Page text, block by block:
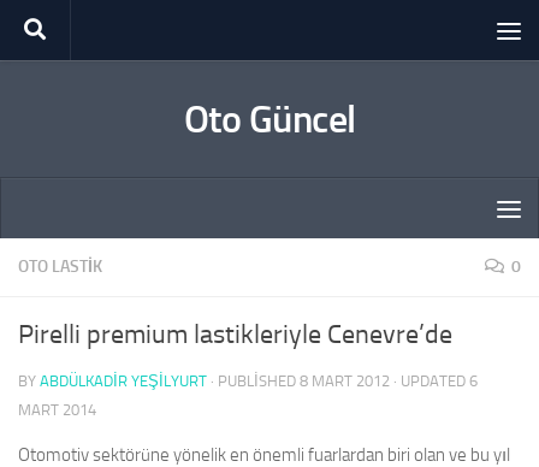
Skip to content
Oto Güncel
OTO LASTIK 0
Pirelli premium lastikleriyle Cenevre’de
BY ABDÜLKADIR YEŞİLYURT · PUBLISHED 8 MART 2012 · UPDATED 6
MART 2014
Otomotiv sektörüne yönelik en önemli fuarlardan biri olan ve bu yıl